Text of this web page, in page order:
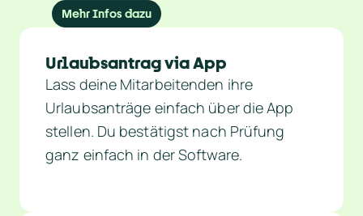
Mehr Infos dazu
Urlaubsantrag via App
Lass deine Mitarbeitenden ihre
Urlaubsanträge einfach über die App
stellen. Du bestätigst nach Prüfung
ganz einfach in der Software.